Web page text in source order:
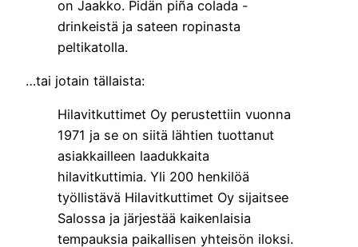
on Jaakko. Pidän piña colada -
drinkeistä ja sateen ropinasta
peltikatolla.
…tai jotain tällaista:
Hilavitkuttimet Oy perustettiin vuonna
1971 ja se on siitä lähtien tuottanut
asiakkailleen laadukkaita
hilavitkuttimia. Yli 200 henkilöä
työllistävä Hilavitkuttimet Oy sijaitsee
Salossa ja järjestää kaikenlaisia
tempauksia paikallisen yhteisön iloksi.